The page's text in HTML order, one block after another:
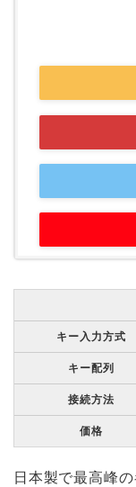
キー入力方式
キー配列
接続方法
価格
日本製で最高峰